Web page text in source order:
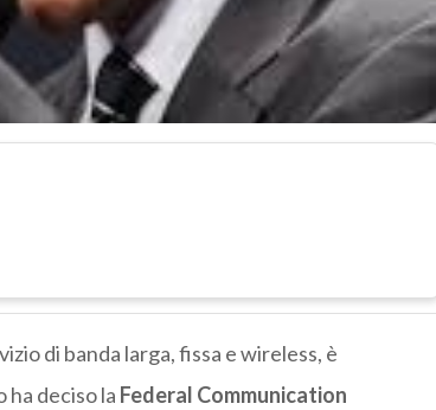
di banda larga, fissa e wireless, è
ha deciso la Federal Communication
fcc